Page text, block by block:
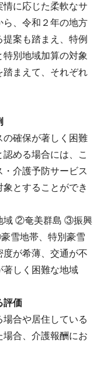
に応じた柔軟なサ
ら、令和２年の地方
案も踏まえ、特例
別地域加算の対象
踏まえて、それぞれ
確保が著しく困難
める場合には、こ
介護予防サービス
とすることができ
域 ②奄美群島 ③振興
雪地帯、特別豪雪
が希薄、交通が不
著しく困難な地域
評価
合や居住している
合、介護報酬にお